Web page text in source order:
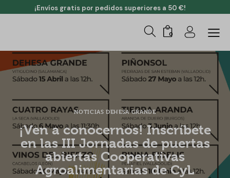
¡Envíos gratis por pedidos superiores a 50 €!
0
NOTICIAS DEHESA GRANDE
¡Ven a conocernos! Inscríbete
en las III Jornadas de puertas
abiertas Cooperativas
Agroalimentarias de CyL